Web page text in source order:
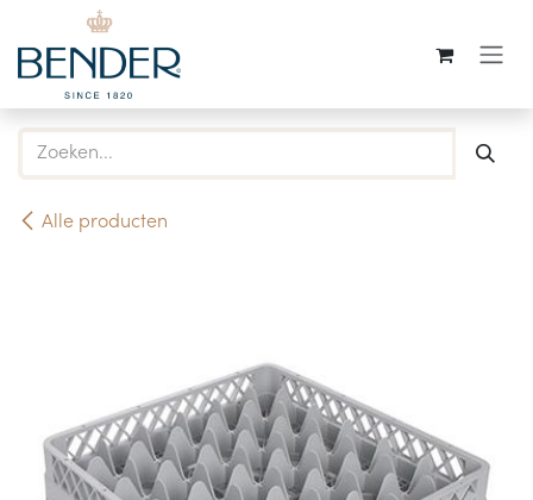
Overslaan naar inhoud
Alle producten